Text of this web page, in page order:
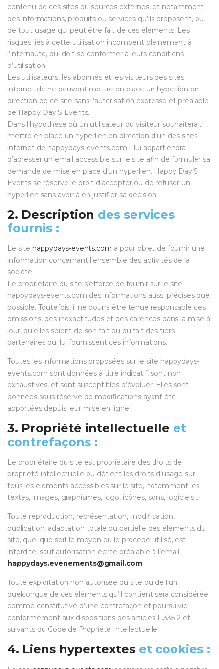
contenu de ces sites ou sources externes, et notamment
des informations, produits ou services qu’ils proposent, ou
de tout usage qui peut être fait de ces éléments. Les
risques liés à cette utilisation incombent pleinement à
l’internaute, qui doit se conformer à leurs conditions
d’utilisation.
Les utilisateurs, les abonnés et les visiteurs des sites
internet de ne peuvent mettre en place un hyperlien en
direction de ce site sans l’autorisation expresse et préalable
de Happy Day’S Events.
Dans l’hypothèse où un utilisateur ou visiteur souhaiterait
mettre en place un hyperlien en direction d’un des sites
internet de happydays-events.com il lui appartiendra
d’adresser un email accessible sur le site afin de formuler sa
demande de mise en place d’un hyperlien. Happy Day’S
Events se réserve le droit d’accepter ou de refuser un
hyperlien sans avoir à en justifier sa décision.
2. Description des services
fournis :
Le site happydays-events.com a pour objet de fournir une
information concernant l’ensemble des activités de la
société.
Le propriétaire du site s’efforce de fournir sur le site
happydays-events.com des informations aussi précises que
possible. Toutefois, il ne pourra être tenue responsable des
omissions, des inexactitudes et des carences dans la mise à
jour, qu’elles soient de son fait ou du fait des tiers
partenaires qui lui fournissent ces informations.
Toutes les informations proposées sur le site happydays-
events.com sont données à titre indicatif, sont non
exhaustives, et sont susceptibles d’évoluer. Elles sont
données sous réserve de modifications ayant été
apportées depuis leur mise en ligne.
3. Propriété intellectuelle et
contrefaçons :
Le propriétaire du site est propriétaire des droits de
propriété intellectuelle ou détient les droits d’usage sur
tous les éléments accessibles sur le site, notamment les
textes, images, graphismes, logo, icônes, sons, logiciels…
Toute reproduction, représentation, modification,
publication, adaptation totale ou partielle des éléments du
site, quel que soit le moyen ou le procédé utilisé, est
interdite, sauf autorisation écrite préalable à l’email :
happydays.evenements@gmail.com .
Toute exploitation non autorisée du site ou de l’un
quelconque de ces éléments qu’il contient sera considérée
comme constitutive d’une contrefaçon et poursuivie
conformément aux dispositions des articles L.335-2 et
suivants du Code de Propriété Intellectuelle.
4. Liens hypertextes et cookies :